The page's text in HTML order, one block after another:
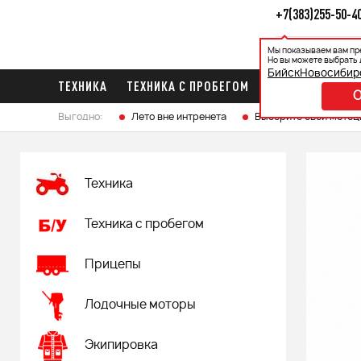
+7(383)255-50-
Мы показываем вам
Но вы можете выбрать
Бийск
Каталог
ТЕХНИКА ТЕХНИКА С ПРОБЕГОМ
Выгодно: Лето вне интренета Выберите свой
Техника
Техника с пробегом
Прицепы
Лодочные моторы
Экипировка